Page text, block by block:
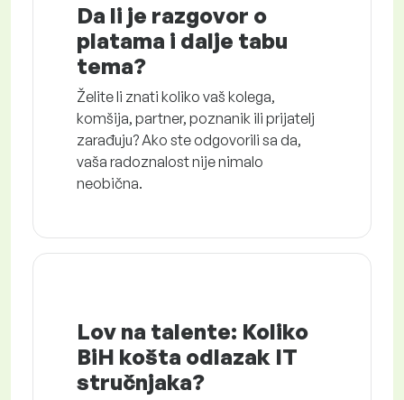
Da li je razgovor o
platama i dalje tabu
tema?
Želite li znati koliko vaš kolega,
komšija, partner, poznanik ili prijatelj
zarađuju? Ako ste odgovorili sa da,
vaša radoznalost nije nimalo
neobična.
Lov na talente: Koliko
BiH košta odlazak IT
stručnjaka?